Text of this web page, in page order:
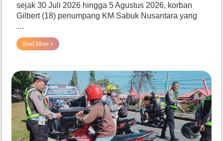
sejak 30 Juli 2026 hingga 5 Agustus 2026, korban
Gilbert (18) penumpang KM Sabuk Nusantara yang
…
Read More »